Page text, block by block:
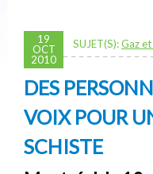
19
OCT
2010
SUJET(S):Gaz
DES
VOIX POUR
SCHISTE